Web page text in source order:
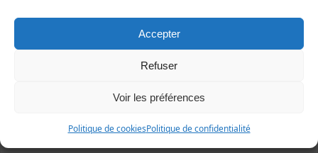
Accepter
Refuser
Voir les préférences
Politique de cookiesPolitique de confidentialité
France : presque toute la France mais très rare voire
absent en certaines zones du Massif central et en
Manche : se trouve dans presque tout le
département (biotopes humides comme des rives de